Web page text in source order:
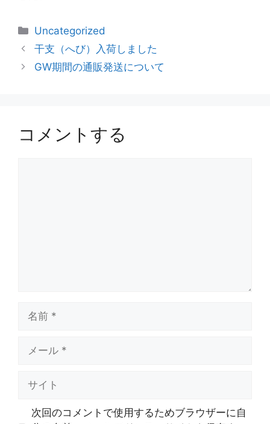
Uncategorized
干支（へび）入荷しました
GW期間の通販発送について
コメントする
次回のコメントで使用するためブラウザーに自